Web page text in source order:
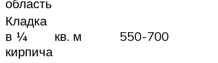
область
Кладка
в ¼
кирпича
кв. м 550-700